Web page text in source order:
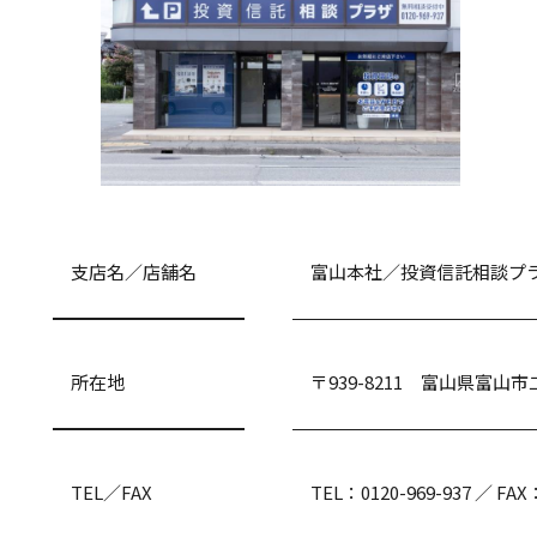
支店名／店舗名 富山本社／投資信託相談プ
所在地 〒939-8211 富山県富山市
TEL／FAX TEL：0120-969-937 ／